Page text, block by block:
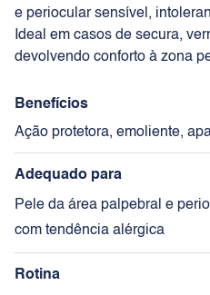
e periocular sensível,
Ideal em casos de secura,
devolvendo conforto à zona
Benefícios
Ação protetora, emoliente,
Adequado para
Pele da área palpebral e
com tendência alérgica
Rotina